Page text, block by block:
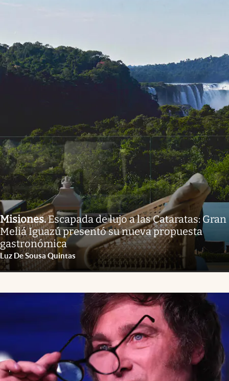
Misiones.Escapada de lujo a las Cataratas: Gran
Meliá Iguazú presentó su nueva propuesta
gastronómica
Luz De Sousa Quintas